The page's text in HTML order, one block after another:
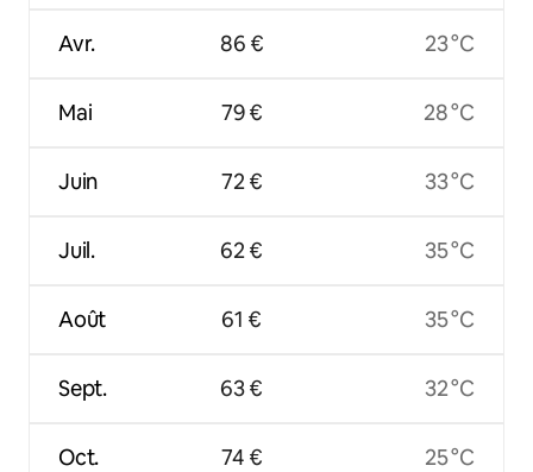
Avr.
Mai
Juin
Juil.
Août
Sept.
Oct.
86 €
79 €
72 €
62 €
61 €
63 €
74 €
23 °C
28 °C
33 °C
35 °C
35 °C
32 °C
25 °C